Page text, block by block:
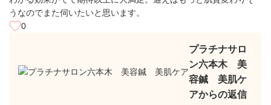
うなのでまた伺いたいと思います。
0
プラチナサロ
ン六本木 美
容鍼 美肌ケ
アからの返信